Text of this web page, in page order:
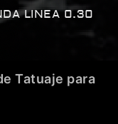
LINEA 0.30
Tatuaje para